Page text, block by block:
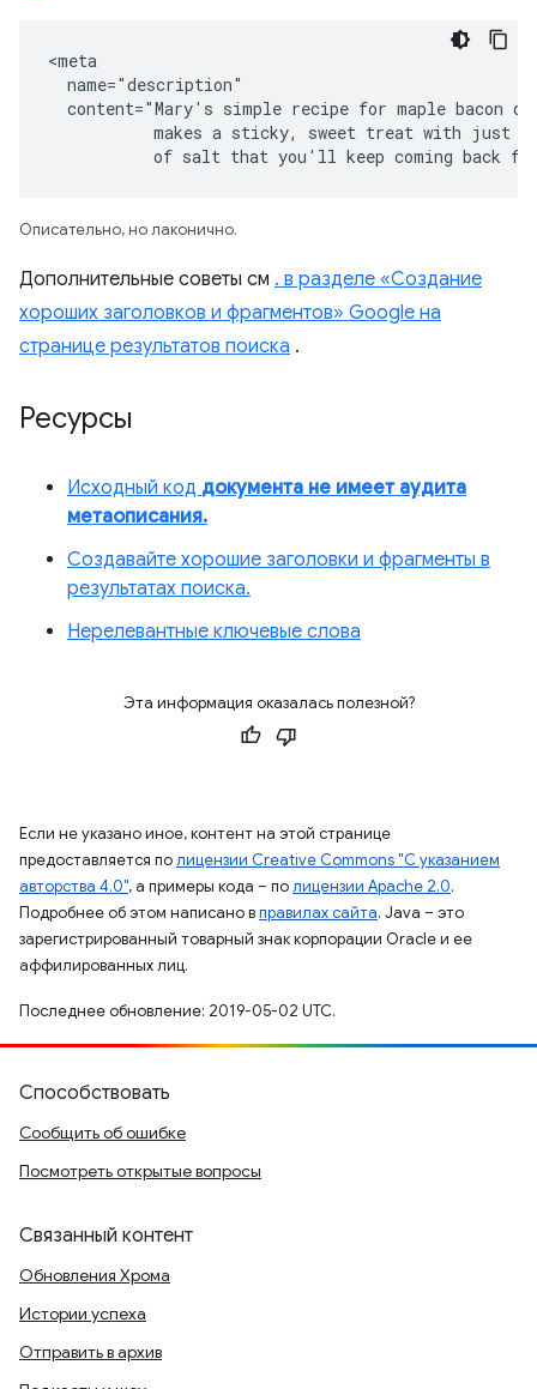
<meta
  name="description"
content="Mary's simple recipe for maple bacon
makes a sticky, sweet treat with just a
of salt that you'll keep coming back
Описательно, но лаконично.
Дополнительные советы см . в разделе «Создание
хороших заголовков и фрагментов» Google на
странице результатов поиска .
Ресурсы
Исходный код документа не имеет аудита
метаописания.
Создавайте хорошие заголовки и фрагменты в
результатах поиска.
Нерелевантные ключевые слова
Эта информация оказалась полезной?
Если не указано иное, контент на этой странице
предоставляется полицензии Creative Commons "С указанием
авторства 4.0", а примеры кода – полицензии Apache 2.0.
Подробнее об этом написано вправилах сайта. Java – это
зарегистрированный товарный знак корпорации Oracle и ее
аффилированных лиц.
Последнее обновление: 2019-05-02 UTC.
Способствовать
Сообщить об ошибке
Посмотреть открытые вопросы
Связанный контент
Обновления Хрома
Истории успеха
Отправить в архив